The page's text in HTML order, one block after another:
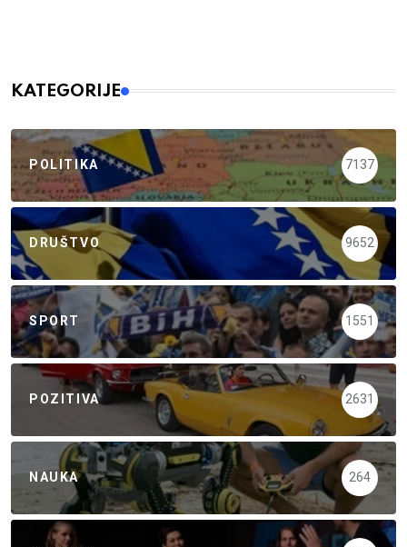
KATEGORIJE
POLITIKA 7137
DRUŠTVO 9652
SPORT 1551
POZITIVA 2631
NAUKA 264